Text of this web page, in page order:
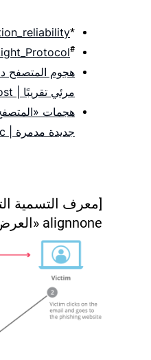
*
#
هجوم المتصفح
مرئي تقريبًا | Threatpost
هجمات
جديدة مدمرة | TechRepublic
alignnone «العرض ="2048"]